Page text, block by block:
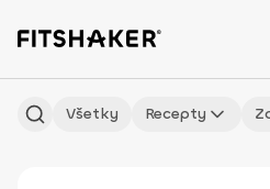
Všetky Recepty